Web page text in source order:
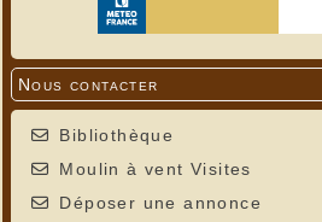
Nous contacter
Bibliothèque
Moulin à vent Visites
Déposer une annonce